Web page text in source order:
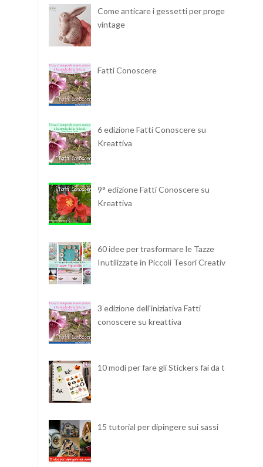
Come anticare i gessetti per progetti
vintage
Fatti Conoscere
6 edizione Fatti Conoscere su
Kreattiva
9° edizione Fatti Conoscere su
Kreattiva
60 idee per trasformare le Tazze
Inutilizzate in Piccoli Tesori Creativi
3 edizione dell'iniziativa Fatti
conoscere su kreattiva
10 modi per fare gli Stickers fai da te
15 tutorial per dipingere sui sassi